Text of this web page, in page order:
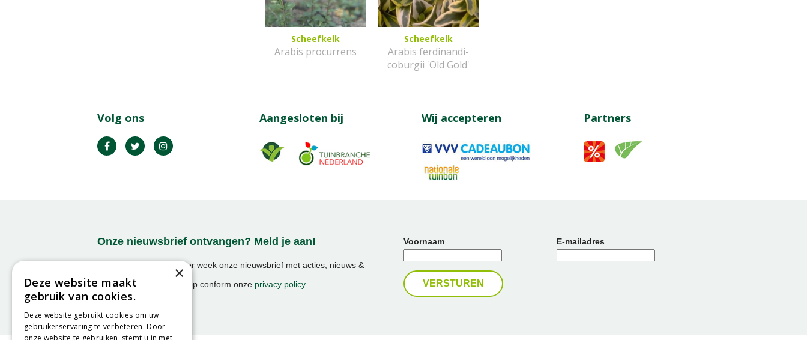
Scheefkelk
Arabis procurrens
Scheefkelk
Arabis ferdinandi-
coburgii 'Old Gold'
Volg ons Aangesloten bij Wij accepteren Partners
Onze nieuwsbrief ontvangen? Meld je aan!
Ontvang ongeveer 1x per week onze nieuwsbrief met acties, nieuws &
We slaan uw gegevens op conform onze privacy policy.
Voornaam E-mailadres
×
Deze website maakt
gebruik van cookies.
Deze website gebruikt cookies om uw
gebruikerservaring te verbeteren. Door
onze website te gebruiken, stemt u in met